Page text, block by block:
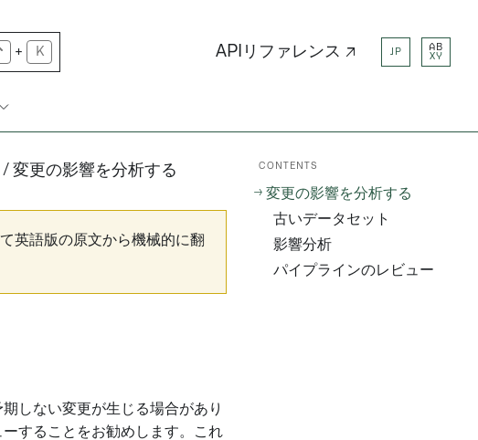
+ K APIリファレンス ↗ JP
AB
XY
変更の影響を分析する
英語版の原文から機械的に翻
しない変更が生じる場合があり
することをお勧めします。これ
CONTENTS
変更の影響を分析する
古いデータセット
影響分析
パイプラインのレビュー